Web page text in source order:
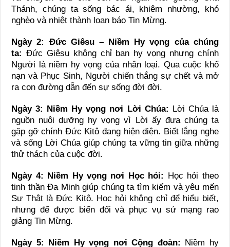
Thánh, chúng ta sống bác ái, khiêm nhường, khó
nghèo và nhiệt thành loan báo Tin Mừng.
Ngày 2: Đức Giêsu – Niềm Hy vọng của chúng
ta:Đức Giêsu không chỉ ban hy vọng nhưng chính
Người là niềm hy vọng của nhân loại. Qua cuộc khổ
nạn và Phục Sinh, Người chiến thắng sự chết và mở
ra con đường dẫn đến sự sống đời đời.
Ngày 3: Niềm Hy vọng nơi Lời Chúa: Lời Chúa là
nguồn nuôi dưỡng hy vọng vì Lời ấy đưa chúng ta
gặp gỡ chính Đức Kitô đang hiện diện. Biết lắng nghe
và sống Lời Chúa giúp chúng ta vững tin giữa những
thử thách của cuộc đời.
Ngày 4: Niềm Hy vọng nơi Học hỏi: Học hỏi theo
tinh thần Đa Minh giúp chúng ta tìm kiếm và yêu mến
Sự Thật là Đức Kitô. Học hỏi không chỉ để hiểu biết,
nhưng để được biến đổi và phục vụ sứ mạng rao
giảng Tin Mừng.
Ngày 5: Niềm Hy vọng nơi Cộng đoàn: Niềm hy